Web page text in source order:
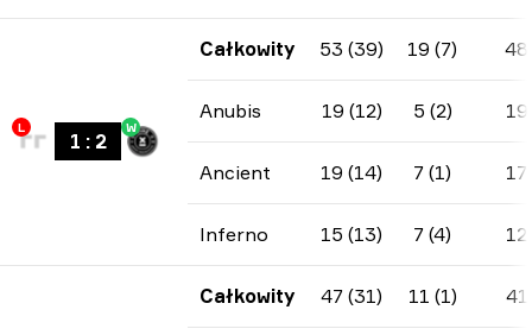
L
1 : 2
W
Całkowity 53 (39) 19 (7) 48
Anubis 19 (12) 5 (2) 19
Ancient 19 (14) 7 (1) 17
Inferno 15 (13) 7 (4) 12
Całkowity 47 (31) 11 (1) 41